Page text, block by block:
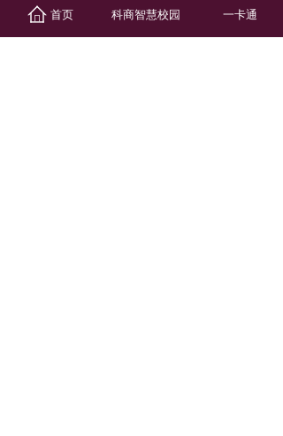
2022-09-12
机电设备安装与维修
2022-09-12
首页 科商智慧校园 一卡通